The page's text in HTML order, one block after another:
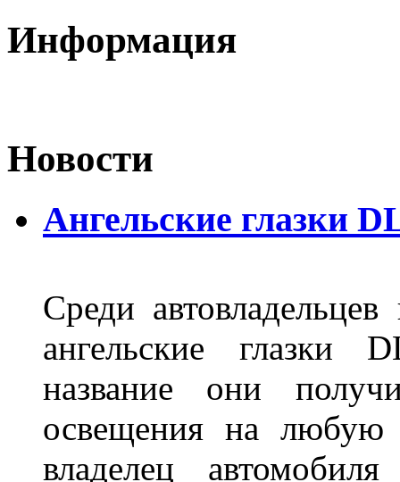
Информация
Новости
Ангельские глазки
Среди
ангельские глазки
название они
освещения на любую
владелец